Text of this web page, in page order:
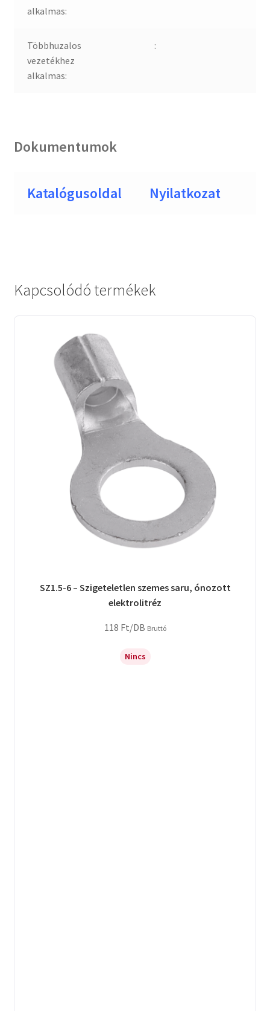
alkalmas:
Többhuzalos
vezetékhez
alkalmas:
:
Dokumentumok
Katalógusoldal Nyilatkozat
Kapcsolódó termékek
SZ1.5-6 – Szigeteletlen szemes saru, ónozott
elektrolitréz
118 Ft/DB Bruttó
Nincs